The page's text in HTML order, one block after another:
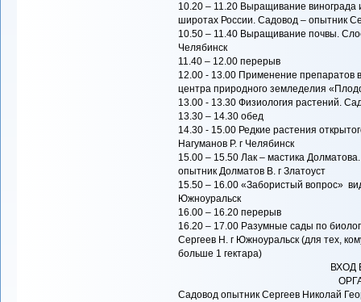
10.20 – 11.20 Выращивание винограда
широтах России. Садовод – опытник
10.50 – 11.40 Выращивание почвы.
Челябинск
11.40 – 12.00 перерыв
12.00 - 13.00 Применение препаратов
центра природного земледелия
13.00 - 13.30 Физиология растений.
13.30 – 14.30 обед
14.30 - 15.00 Редкие растения
Нагуманов Р. г Челябинск
15.00 – 15.50 Лак – мастика
опытник Долматов В. г Златоуст
15.50 – 16.00 «Забористый вопрос»
Южноуральск
16.00 – 16.20 перерыв
16.20 – 17.00 Разумные сады по
Сергеев Н. г Южноуральск (для тех,
больше 1 гектара)
ВХОД
Садовод опытник Сергеев Николай